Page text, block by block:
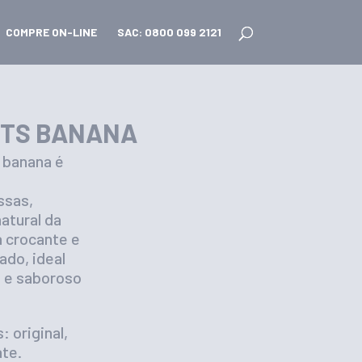
COMPRE ON-LINE SAC: 0800 099 2121
BANANA
é
da
crocante e
ideal
saboroso
original,